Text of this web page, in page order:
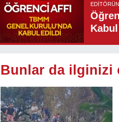
Bunlar da ilginizi